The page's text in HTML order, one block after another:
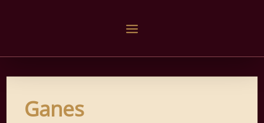
Ganes